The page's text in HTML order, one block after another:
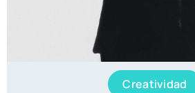
Creatividad